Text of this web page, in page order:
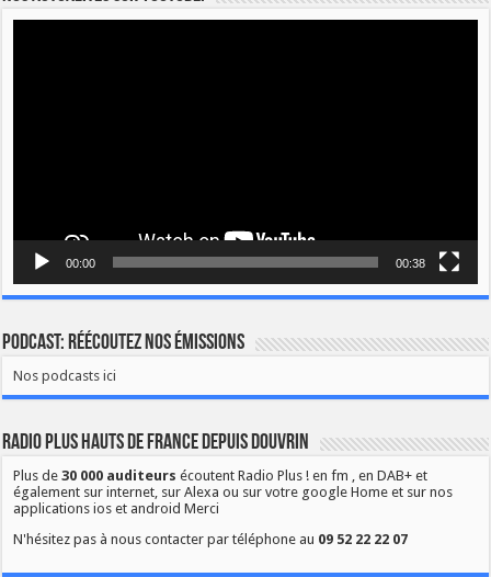
00:00 00:38
Podcast: Réécoutez nos émissions
Nos podcasts ici
Radio Plus Hauts de France depuis Douvrin
Plus de30 000 auditeurs écoutent Radio Plus ! en fm , en DAB+ et
également sur internet, sur Alexa ou sur votre google Home et sur nos
applications ios et android Merci
N'hésitez pas à nous contacter par téléphone au 09 52 22 22 07